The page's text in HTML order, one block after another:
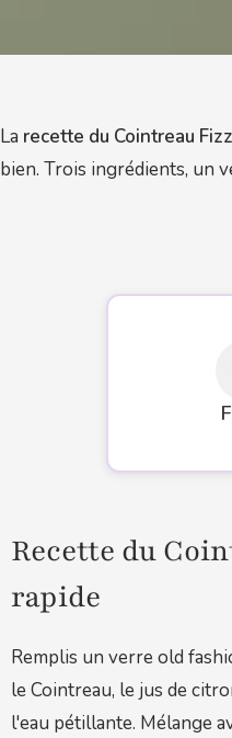
La recette du Cointreau
bien. Trois ingrédients, un
Recette du
rapide
Remplis un verre old
le Cointreau, le jus de
l'eau pétillante. Mélange